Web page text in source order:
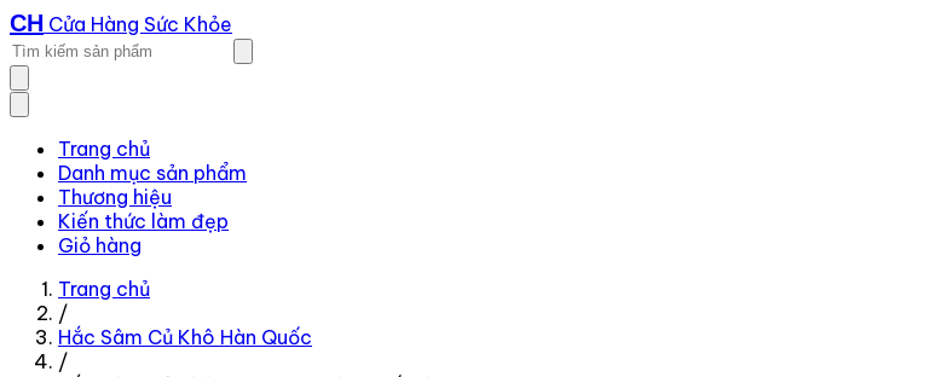
CH Cửa Hàng Sức Khỏe
Trang chủ
Danh mục sản phẩm
Thương hiệu
Kiến thức làm đẹp
Giỏ hàng
Trang chủ
/
Hắc Sâm Củ Khô Hàn Quốc
/